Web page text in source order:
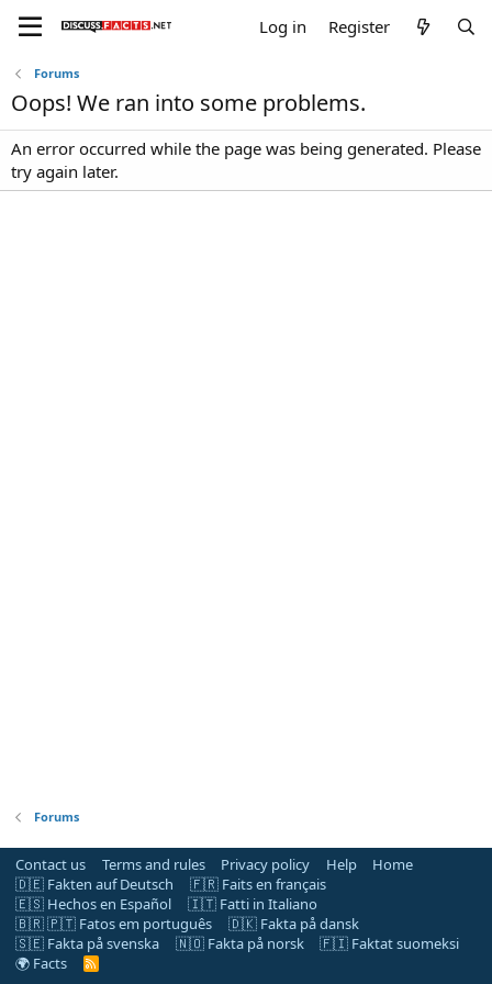
Log in Register
Forums
Oops! We ran into some problems.
An error occurred while the page was being generated. Please
try again later.
Forums
Contact us Terms and rules Privacy policy Help
Home
🇩🇪 Fakten auf Deutsch
🇫🇷 Faits en français
🇪🇸 Hechos en Español
🇮🇹 Fatti in Italiano
🇧🇷 🇵🇹 Fatos em português
🇩🇰 Fakta på dansk
🇸🇪 Fakta på svenska
🇳🇴 Fakta på norsk
🇫🇮 Faktat suomeksi
🌍 Facts
R